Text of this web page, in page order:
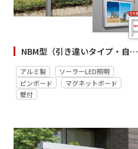
NBM型（引き違いタイプ・自立／壁付）
アルミ製
ソーラーLED照明
ピンボード
マグネットボード
壁付